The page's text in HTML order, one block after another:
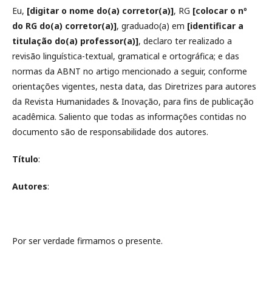
Eu, [digitar o nome do(a) corretor(a)], RG [colocar o nº
do RG do(a) corretor(a)], graduado(a) em [identificar a
titulação do(a) professor(a)], declaro ter realizado a
revisão linguística-textual, gramatical e ortográfica; e das
normas da ABNT no artigo mencionado a seguir, conforme
orientações vigentes, nesta data, das Diretrizes para autores
da Revista Humanidades & Inovação, para fins de publicação
acadêmica. Saliento que todas as informações contidas no
documento são de responsabilidade dos autores.
Título:
Autores:
Por ser verdade firmamos o presente.